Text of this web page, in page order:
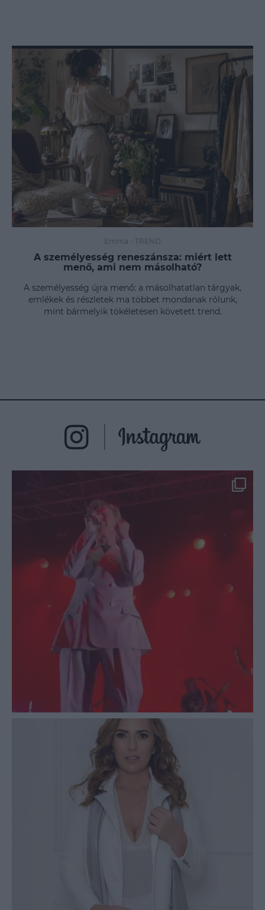
Emma - TREND
A személyesség reneszánsza: miért lett
menő, ami nem másolható?
A személyesség újra menő: a másolhatatlan tárgyak,
emlékek és részletek ma többet mondanak rólunk,
mint bármelyik tökéletesen követett trend.